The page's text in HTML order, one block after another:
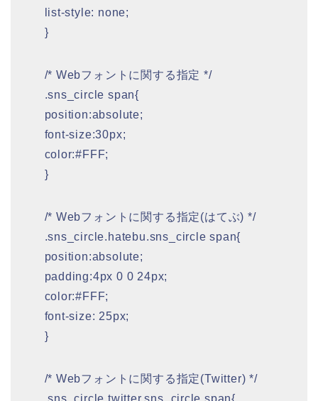
list-style: none;
}
/* Webフォントに関する指定 */
.sns_circle span{
position:absolute;
font-size:30px;
color:#FFF;
}
/* Webフォントに関する指定(はてぶ) */
.sns_circle.hatebu.sns_circle span{
position:absolute;
padding:4px 0 0 24px;
color:#FFF;
font-size: 25px;
}
/* Webフォントに関する指定(Twitter) */
.sns_circle.twitter.sns_circle span{